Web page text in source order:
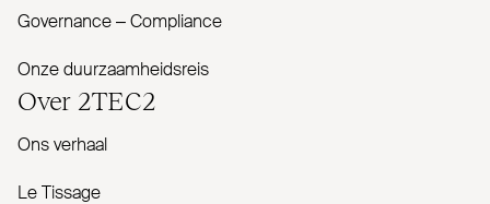
Governance – Com­pliance
Onze duurzaamheidsreis
Over 2TEC2
Ons verhaal
Le Tissage